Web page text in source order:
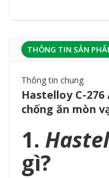
THÔNG TIN SẢN
Thông tin chung
Hastelloy C-276
chống ăn mòn
1.
gì?